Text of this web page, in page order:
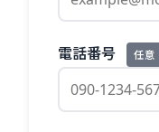
電話番号 任意